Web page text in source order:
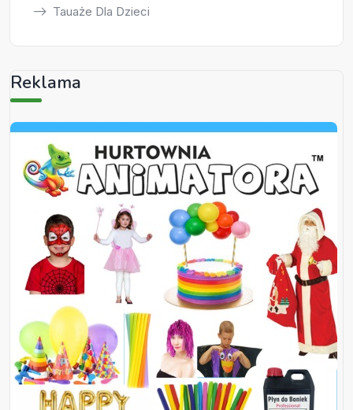
Tauaże Dla Dzieci
Reklama